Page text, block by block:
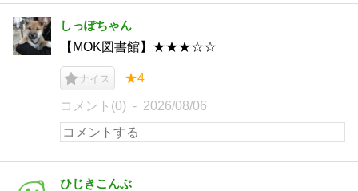
しっぽちゃん
【MOK図書館】★★★☆☆
ナイス ★4
コメント(0) 2026/08/06
ひじきこんぶ